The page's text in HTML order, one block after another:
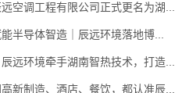
空调工程有限公司正式更名为湖...
半导体智造｜辰远环境落地博...
远环境牵手湖南智热技术，打造...
新制造、酒店、餐饮，都认准辰...